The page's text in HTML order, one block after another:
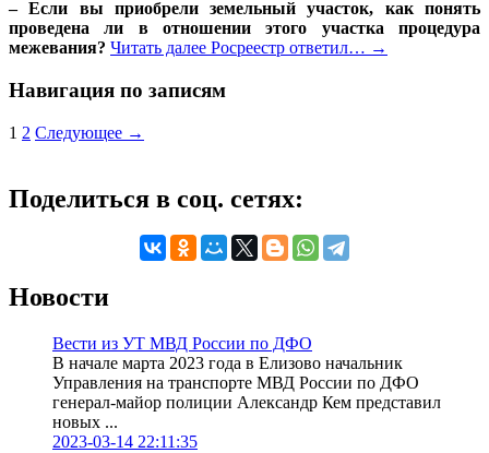
– Если вы приобрели земельный участок, как понять
проведена ли в отношении этого участка процедура
межевания? Читать далее Росреестр ответил… →
Навигация по записям
1 2 Следующее →
Поделиться в соц. сетях:
Новости
Вести из УТ МВД России по ДФО
В начале марта 2023 года в Елизово начальник
Управления на транспорте МВД России по ДФО
генерал-майор полиции Александр Кем представил
новых ...
2023-03-14 22:11:35